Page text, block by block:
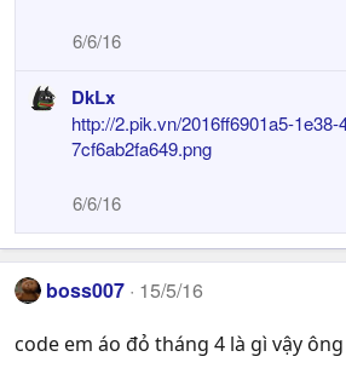
6/6/16
DkLx
http://2.pik.vn/2016ff6901a5-1e38-
7cf6ab2fa649.png
6/6/16
boss007 15/5/16
code em áo đỏ tháng 4 là gì vậy ông